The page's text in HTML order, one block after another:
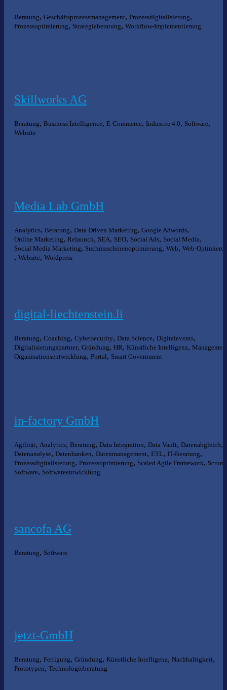
Beratung, Geschäftsprozessmanagement, Prozessdigitalisierung,
Prozessoptimierung, Strategieberatung, Workflow-Implementierung
Skillworks AG
Beratung, Business Intelligence, E-Commerce, Industrie 4.0, Software,
Website
Media Lab GmbH
Analytics, Beratung, Data Driven Marketing, Google Adwords,
Online Marketing, Relaunch, SEA, SEO, Social Ads, Social Media,
Social Media Marketing, Suchmaschinenoptimierung, Web, Web-
, Website, Wordpress
digital-liechtenstein.li
Beratung, Coaching, Cybersecurity, Data Science, Digitalevents,
Digitalisierungspartner, Gründung, HR, Künstliche Intelligenz,
Organisationsentwicklung, Portal, Smart Government
in-factory GmbH
Agilität, Analytics, Beratung, Data Integration, Data Vault, Datenabgleich,
Datenanalyse, Datenbanken, Datenmanagement, ETL, IT-Beratung,
Prozessdigitalisierung, Prozessoptimierung, Scaled Agile Framework, Scrum
Software, Softwareentwicklung
sancofa AG
Beratung, Software
jetzt-GmbH
Beratung, Fertigung, Gründung, Künstliche Intelligenz, Nachhaltigkeit,
Prototypen, Technologieberatung